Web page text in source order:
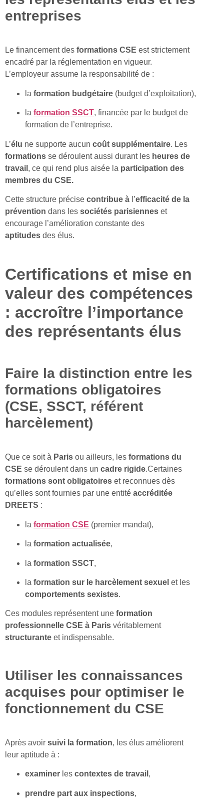
entreprises
Le financement des formations CSE est strictement
encadré par la réglementation en vigueur.
L’employeur assume la responsabilité de :
la formation budgétaire (budget d’exploitation),
la formation SSCT, financée par le budget de
formation de l’entreprise.
L’élu ne supporte aucun coût supplémentaire. Les
formations se déroulent aussi durant les heures de
travail , ce qui rend plus aisée la participation des
membres du CSE.
Cette structure précise contribue à l’efficacité de la
prévention dans les sociétés parisiennes et
encourage l’amélioration constante des
aptitudes des élus.
Certifications et mise en
valeur des compétences
: accroître l’importance
des représentants élus
Faire la distinction entre les
formations obligatoires
(CSE, SSCT, référent
harcèlement)
Que ce soit à Paris ou ailleurs, les formations du
CSE se déroulent dans un cadre rigide.Certaines
formations sont obligatoires et reconnues dès
qu’elles sont fournies par une entité accréditée
DREETS :
la formation CSE (premier mandat),
la formation actualisée,
la formation SSCT,
la formation sur le harcèlement sexuel et les
comportements sexistes.
Ces modules représentent une formation
professionnelle CSE à Paris véritablement
structurante et indispensable.
Utiliser les connaissances
acquises pour optimiser le
fonctionnement du CSE
Après avoir suivi la formation, les élus améliorent
leur aptitude à :
examiner les contextes de travail ,
prendre part aux inspections,